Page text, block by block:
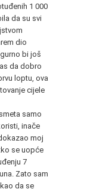
1 000
da su svi
dio
bi još
da dobro
loptu, ova
cijele
samo
inače
moj
se uopće
7
Zato sam
da se